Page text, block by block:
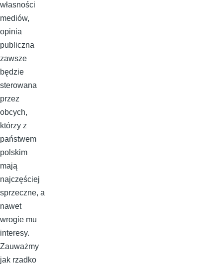
własności
mediów,
opinia
publiczna
zawsze
będzie
sterowana
przez
obcych,
którzy z
państwem
polskim
mają
najczęściej
sprzeczne, a
nawet
wrogie mu
interesy.
Zauważmy
jak rzadko